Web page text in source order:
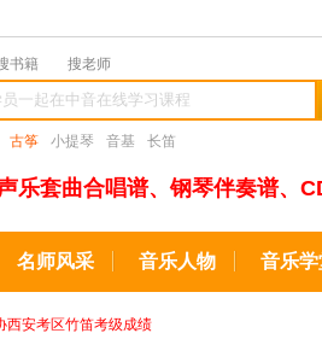
书籍 搜老师
古筝 小提琴 音基 长笛
乐套曲合唱谱、钢琴伴奏谱、
名师风采 音乐人物 音乐学
西安考区竹笛考级成绩